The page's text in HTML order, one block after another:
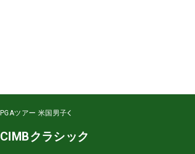
PGAツアー 米国男子
CIMBクラシック